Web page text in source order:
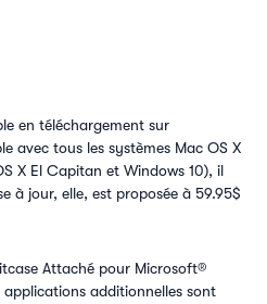
en téléchargement sur
avec tous les systèmes Mac OS X
X El Capitan et Windows 10), il
à jour, elle, est proposée à 59.95$
Attaché pour Microsoft®
additionnelles sont